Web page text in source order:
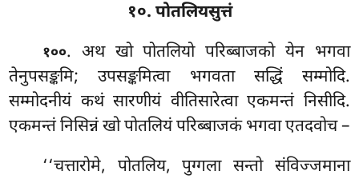
१०. पोतलियसुत्तं
१००. अथ खो पोतलियो परिब्बाजको येन भगवा
तेनुपसङ्कमि; उपसङ्कमित्वा भगवता सद्धिं सम्मोदि.
सम्मोदनीयं कथं सारणीयं वीतिसारेत्वा एकमन्तं निसीदि.
एकमन्तं निसिन्नं खो पोतलियं परिब्बाजकं भगवा एतदवोच –
‘‘चत्तारोमे, पोतलिय, पुग्गला सन्तो संविज्जमाना